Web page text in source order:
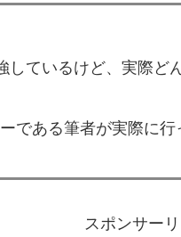
しているけど、実際ど
である筆者が実際に
スポンサー